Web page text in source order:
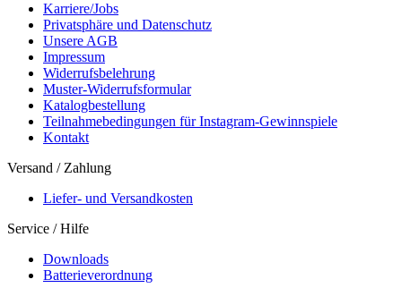
Karriere/Jobs
Privatsphäre und Datenschutz
Unsere AGB
Impressum
Widerrufsbelehrung
Muster-Widerrufsformular
Katalogbestellung
Teilnahmebedingungen für Instagram-Gewinnspiele
Kontakt
Versand / Zahlung
Liefer- und Versandkosten
Service / Hilfe
Downloads
Batterieverordnung